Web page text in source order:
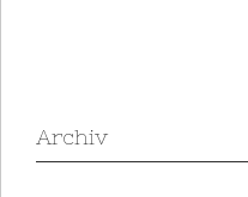
Archiv